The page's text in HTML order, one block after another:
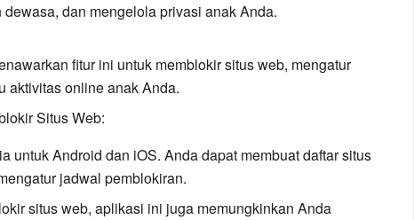
dan mengelola privasi anak Anda.
fitur ini untuk memblokir situs web, mengatur
aktivitas online anak Anda.
Situs Web:
untuk Android dan iOS. Anda dapat membuat daftar situs
jadwal pemblokiran.
situs web, aplikasi ini juga memungkinkan Anda